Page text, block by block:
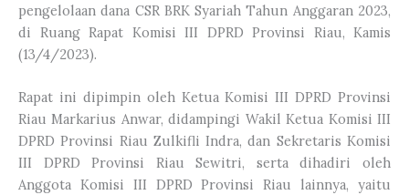
pengelolaan dana CSR BRK Syariah Tahun Anggaran 2023,
di Ruang Rapat Komisi III DPRD Provinsi Riau, Kamis
(13/4/2023).
Rapat ini dipimpin oleh Ketua Komisi III DPRD Provinsi
Riau Markarius Anwar, didampingi Wakil Ketua Komisi III
DPRD Provinsi Riau Zulkifli Indra, dan Sekretaris Komisi
III DPRD Provinsi Riau Sewitri, serta dihadiri oleh
Anggota Komisi III DPRD Provinsi Riau lainnya, yaitu